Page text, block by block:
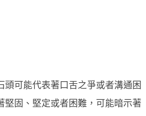
頭可能代表著口舌之爭或者溝通困
堅固、堅定或者困難，可能暗示著